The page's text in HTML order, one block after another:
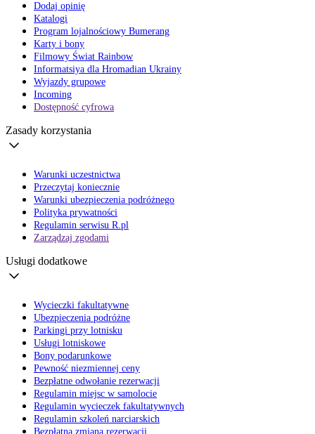
Dodaj opinię
Katalogi
Program lojalnościowy Bumerang
Karty i bony
Filmowy Świat Rainbow
Informatsiya dla Hromadian Ukrainy
Wyjazdy grupowe
Incoming
Dostępność cyfrowa
Zasady korzystania
Warunki uczestnictwa
Przeczytaj koniecznie
Warunki ubezpieczenia podróżnego
Polityka prywatności
Regulamin serwisu R.pl
Zarządzaj zgodami
Usługi dodatkowe
Wycieczki fakultatywne
Ubezpieczenia podróżne
Parkingi przy lotnisku
Usługi lotniskowe
Bony podarunkowe
Pewność niezmiennej ceny
Bezpłatne odwołanie rezerwacji
Regulamin miejsc w samolocie
Regulamin wycieczek fakultatywnych
Regulamin szkoleń narciarskich
Bezpłatna zmiana rezerwacji